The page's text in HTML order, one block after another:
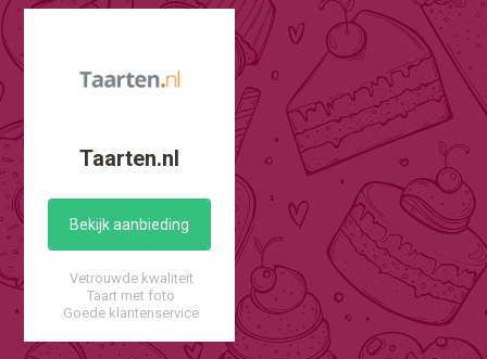
Taarten.nl
Bekijk aanbieding
Vetrouwde kwaliteit
Taart met foto
Goede klantenservice